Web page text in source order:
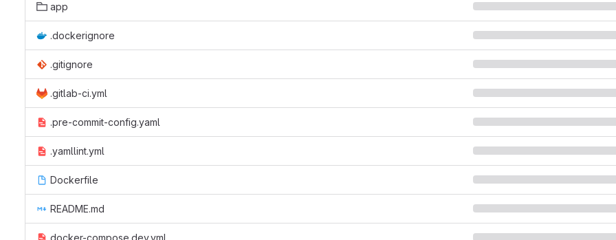
app
.dockerignore
.gitignore
.gitlab-ci.yml
.pre-commit-config.yaml
.yamllint.yml
Dockerfile
README.md
docker-compose.dev.yml